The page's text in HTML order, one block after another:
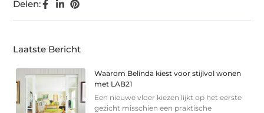
Delen:
Laatste Bericht
Waarom Belinda kiest voor stijlvol wonen
met LAB21
Een nieuwe vloer kiezen lijkt op het eerste
gezicht misschien een praktische